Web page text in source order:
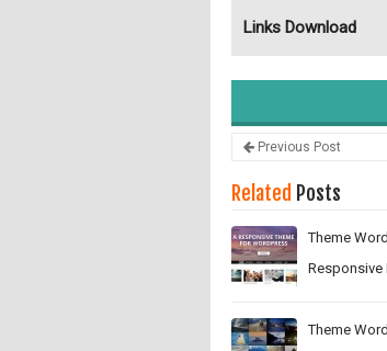
Links Download
Previous Post
Related Posts
Theme
Responsive
Theme